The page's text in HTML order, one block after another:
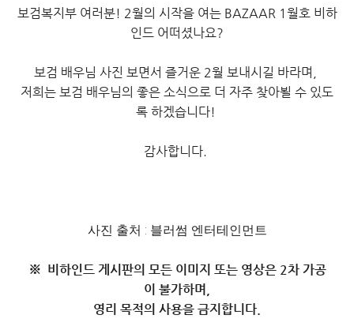
보검복지부 여러분! 2월의 시작을 여는 BAZAAR 1월호 비하
인드 어떠셨나요?
보검 배우님 사진 보면서 즐거운 2월 보내시길 바라며,
저희는 보검 배우님의 좋은 소식으로 더 자주 찾아뵐 수 있도
록 하겠습니다!
감사합니다.
사진 출처 : 블러썸 엔터테인먼트
※ 비하인드 게시판의 모든 이미지 또는 영상은 2차 가공
이 불가하며,
영리 목적의 사용을 금지합니다.